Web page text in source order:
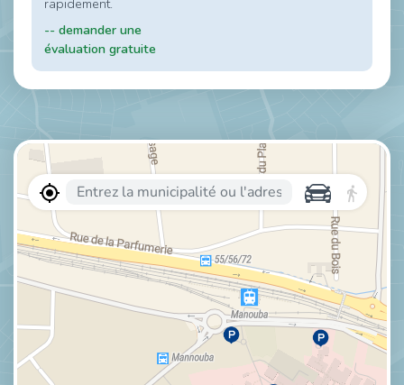
-- demander une
évaluation gratuite